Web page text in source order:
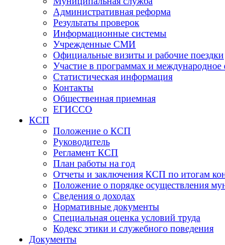
Административная реформа
Результаты проверок
Информационные системы
Учрежденные СМИ
Официальные визиты и рабочие поездки
Участие в программах и международное
Статистическая информация
Контакты
Общественная приемная
ЕГИССО
КСП
Положение о КСП
Руководитель
Регламент КСП
План работы на год
Отчеты и заключения КСП по итогам
Положение о порядке осуществления
Сведения о доходах
Нормативные документы
Специальная оценка условий труда
Кодекс этики и служебного поведения
Документы